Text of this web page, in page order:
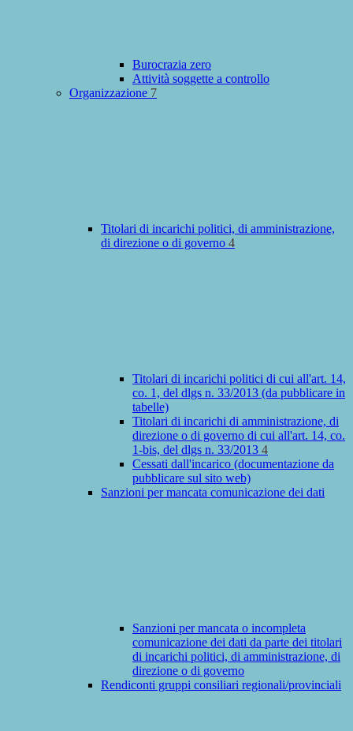
Burocrazia zero
Attività soggette a controllo
Organizzazione 7
Titolari di incarichi politici, di amministrazione,
di direzione o di governo 4
Titolari di incarichi politici di cui all'art. 14,
co. 1, del dlgs n. 33/2013 (da pubblicare in
tabelle)
Titolari di incarichi di amministrazione, di
direzione o di governo di cui all'art. 14, co.
1-bis, del dlgs n. 33/2013 4
Cessati dall'incarico (documentazione da
pubblicare sul sito web)
Sanzioni per mancata comunicazione dei dati
Sanzioni per mancata o incompleta
comunicazione dei dati da parte dei titolari
di incarichi politici, di amministrazione, di
direzione o di governo
Rendiconti gruppi consiliari regionali/provinciali